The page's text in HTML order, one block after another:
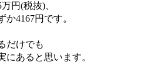
円(税抜)、
4167円です。
だけでも
にあると思います。